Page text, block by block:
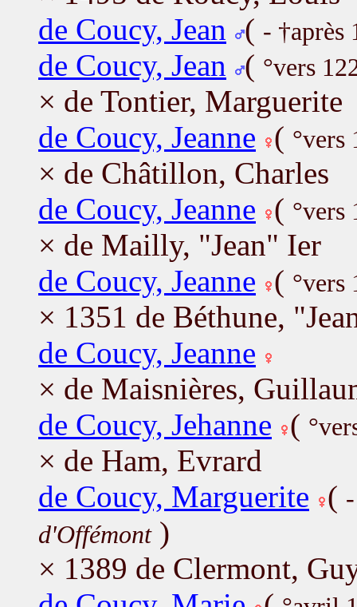
de Coucy, Jean
( - †après
de Coucy, Jean ( °vers
× de Tontier, Marguerite
de Coucy, Jeanne ( °vers
× de Châtillon, Charles
de Coucy, Jeanne ( °vers
× de Mailly, "Jean" Ier
de Coucy, Jeanne ( °vers
× 1351 de Béthune,
de Coucy, Jeanne
× de Maisnières,
de Coucy, Jehanne (
× de Ham, Evrard
de Coucy, Marguerite (
d'Offémont)
× 1389 de Clermont,